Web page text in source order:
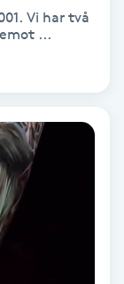
Vi har två
...